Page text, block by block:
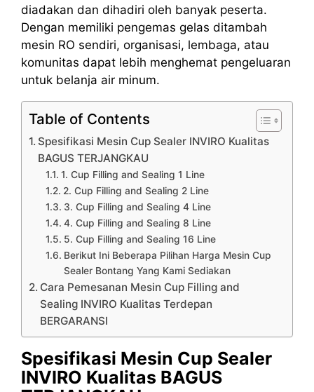
diadakan dan dihadiri oleh banyak peserta.
Dengan memiliki pengemas gelas ditambah
mesin RO sendiri, organisasi, lembaga, atau
komunitas dapat lebih menghemat pengeluaran
untuk belanja air minum.
Table of Contents
Spesifikasi Mesin Cup Sealer INVIRO Kualitas
BAGUS TERJANGKAU
1. Cup Filling and Sealing 1 Line
2. Cup Filling and Sealing 2 Line
3. Cup Filling and Sealing 4 Line
4. Cup Filling and Sealing 8 Line
5. Cup Filling and Sealing 16 Line
Berikut Ini Beberapa Pilihan Harga Mesin Cup
Sealer Bontang Yang Kami Sediakan
Cara Pemesanan Mesin Cup Filling and
Sealing INVIRO Kualitas Terdepan
BERGARANSI
Spesifikasi Mesin Cup Sealer
INVIRO Kualitas BAGUS